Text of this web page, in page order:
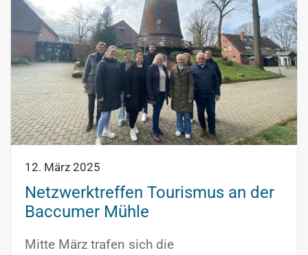
12. März 2025
Netzwerktreffen Tourismus an der
Baccumer Mühle
Mitte März trafen sich die